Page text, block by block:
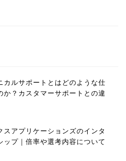
カルサポートとはどのような仕
か？カスタマーサポートとの違
スアプリケーションズのインタ
ップ｜倍率や選考内容について